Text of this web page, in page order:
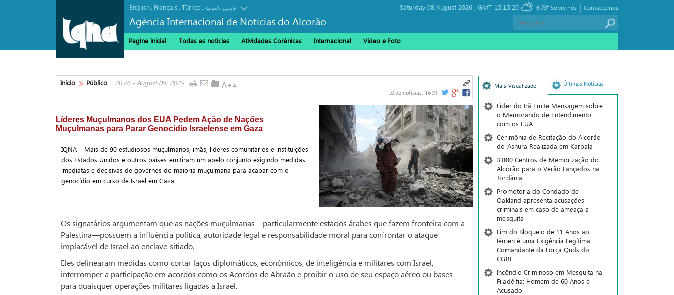
English. Français.Türkçe. العربیة.فارسی
Agência Internacional de Notícias do Alcorão
Saturday 08 August 2026 , GMT-15:15:20 6.73° Contacte nos
|
Sobre nós
Pagina inicial Todas as notícias Atividades Corânicas Internacional Vídeo e Foto
Início Público 20:26 - August 09, 2025
Id de notícias: 4603
Líderes Muçulmanos dos EUA Pedem Ação de Nações
Muçulmanas para Parar Genocídio Israelense em Gaza
IQNA – Mais de 90 estudiosos muçulmanos, imãs, líderes comunitários e instituições
dos Estados Unidos e outros países emitiram um apelo conjunto exigindo medidas
imediatas e decisivas de governos de maioria muçulmana para acabar com o
genocídio em curso de Israel em Gaza.
Os signatários argumentam que as nações muçulmanas—particularmente estados árabes que fazem fronteira com a
Palestina—possuem a influência política, autoridade legal e responsabilidade moral para confrontar o ataque
implacável de Israel ao enclave sitiado.
Eles delinearam medidas como cortar laços diplomáticos, econômicos, de inteligência e militares com Israel,
interromper a participação em acordos como os Acordos de Abraão e proibir o uso de seu espaço aéreo ou bases
para quaisquer operações militares ligadas a Israel.
Mais Visualizado Últimas Notícias
Líder do Irã Emite Mensagem sobre
o Memorando de Entendimento
com os EUA
Cerimônia de Recitação do Alcorão
do Ashura Realizada em Karbala
3.000 Centros de Memorização do
Alcorão para o Verão Lançados na
Jordânia
Promotoria do Condado de
Oakland apresenta acusações
criminais em caso de ameaça a
mesquita
Fim do Bloqueio de 11 Anos ao
Iêmen é uma Exigência Legítima:
Comandante da Força Quds do
CGRI
Incêndio Criminoso em Mesquita na
Filadélfia: Homem de 60 Anos é
Acusado